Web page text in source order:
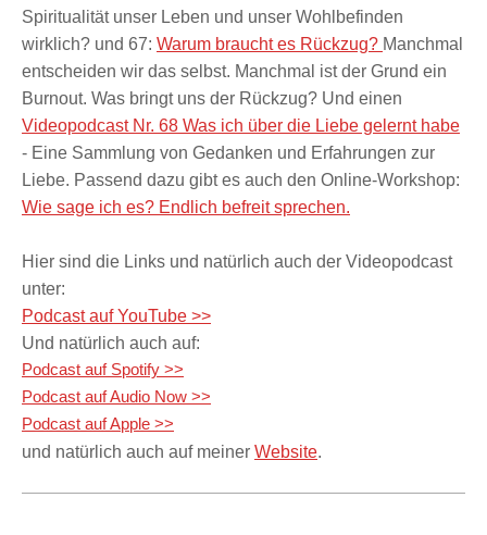
Spiritualität unser Leben und unser Wohlbefinden
wirklich? und 67: Warum braucht es Rückzug? Manchmal
entscheiden wir das selbst. Manchmal ist der Grund ein
Burnout. Was bringt uns der Rückzug? Und einen
Videopodcast Nr. 68 Was ich über die Liebe gelernt habe
- Eine Sammlung von Gedanken und Erfahrungen zur
Liebe. Passend dazu gibt es auch den Online-Workshop:
Wie sage ich es? Endlich befreit sprechen.
Hier sind die Links und natürlich auch der Videopodcast
unter:
Podcast auf YouTube >>
Und natürlich auch auf:
Podcast auf Spotify >>
Podcast auf Audio Now >>
Podcast auf Apple >>
und natürlich auch auf meiner Website.